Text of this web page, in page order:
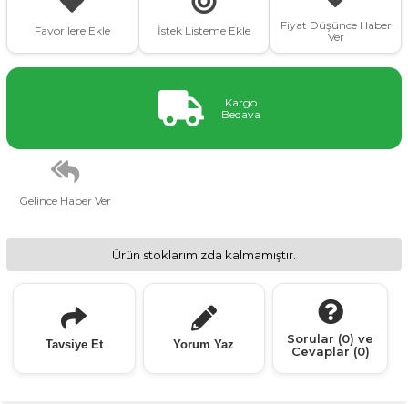
Favorilere Ekle İstek Listeme Ekle
Fiyat Düşünce Haber
Ver
Kargo
Bedava
Gelince Haber Ver
Ürün stoklarımızda kalmamıştır.
Tavsiye Et Yorum Yaz
Sorular (0) ve
Cevaplar (0)